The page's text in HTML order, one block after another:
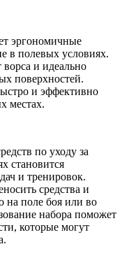
эргономичные
в полевых условиях.
и идеально
поверхностей.
и эффективно
местах.
по уходу за
становится
и тренировок.
средства и
на поле боя или во
набора поможет
которые могут